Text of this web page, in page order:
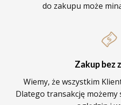
do zakupu może
Zakup bez
Wiemy, że wszystkim
Dlatego transakcję możemy